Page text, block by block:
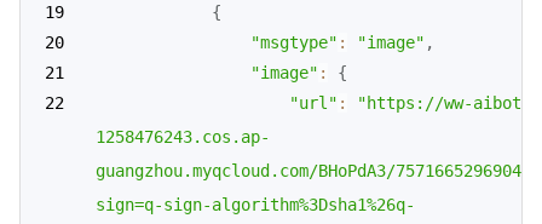
{
"msgtype" : "image" ,
"image" :
{
"url" :
"https://ww-aibot-
1258476243.cos.ap-
guangzhou.myqcloud.com/BHoPdA3/
sign=q-sign-algorithm%3Dsha1%26q-